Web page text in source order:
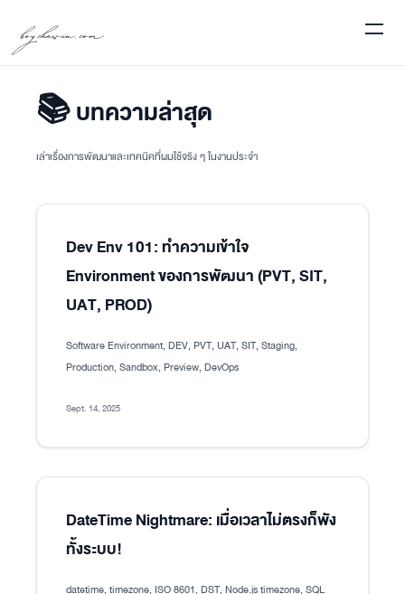
boychawin.com
📚 บทความล่าสุด
เล่าเรื่องการพัฒนาและเทคนิคที่ผมใช้จริง ๆ ในงานประจำ
Dev Env 101: ทำความเข้าใจ
Environment ของการพัฒนา (PVT, SIT,
UAT, PROD)
Software Environment, DEV, PVT, UAT, SIT, Staging,
Production, Sandbox, Preview, DevOps
Sept. 14, 2025
DateTime Nightmare: เมื่อเวลาไม่ตรงก็พัง
ทั้งระบบ!
datetime, timezone, ISO 8601, DST, Node.js timezone, SQL